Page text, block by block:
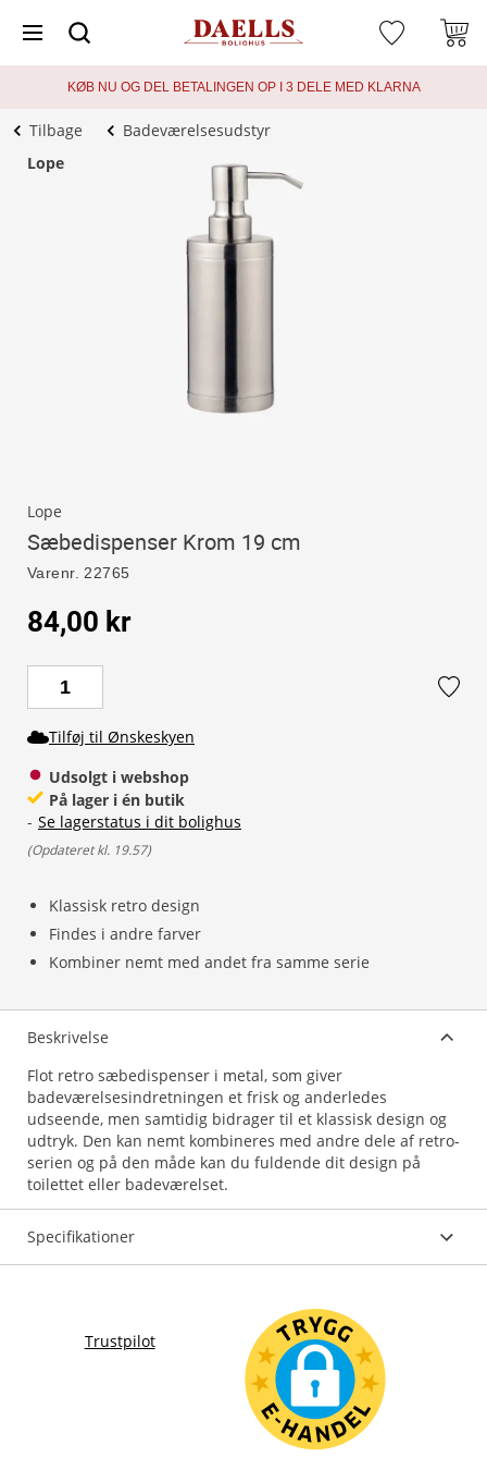
KØB NU OG DEL BETALINGEN OP I 3 DELE MED KLARNA
Tilbage
Badeværelsesudstyr
Lope
Lope
Sæbedispenser Krom 19 cm
Varenr. 22765
Klassisk retro design
Findes i andre farver
Kombiner nemt med andet fra samme serie
84,00 kr
Tilføj til Ønskeskyen
Udsolgt i webshop
På lager i én butik
- Se lagerstatus i dit bolighus
(Opdateret kl. 19.57)
Beskrivelse
Flot retro sæbedispenser i metal, som giver
badeværelsesindretningen et frisk og anderledes
udseende, men samtidig bidrager til et klassisk design og
udtryk. Den kan nemt kombineres med andre dele af retro-
serien og på den måde kan du fuldende dit design på
Specifikationer
Trustpilot